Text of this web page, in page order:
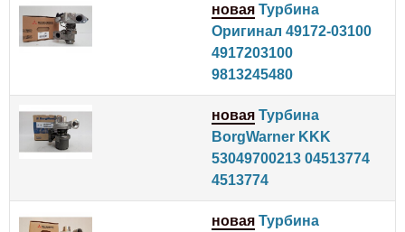
новая Турбина
Оригинал 49172-03100
4917203100
9813245480
новая Турбина
BorgWarner KKK
53049700213 04513774
4513774
новая Турбина